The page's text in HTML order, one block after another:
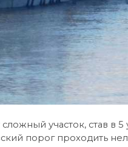
участок, став в
порог проходить